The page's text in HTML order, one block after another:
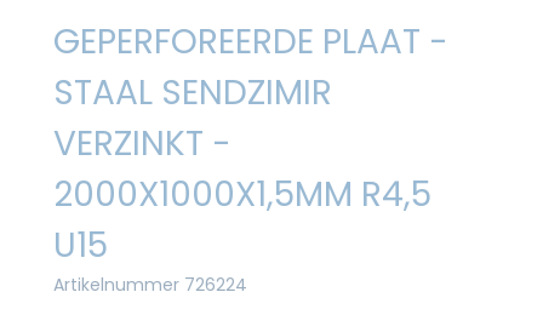
GEPERFOREERDE PLAAT -
STAAL SENDZIMIR
VERZINKT -
2000X1000X1,5MM R4,5
U15
Artikelnummer 726224